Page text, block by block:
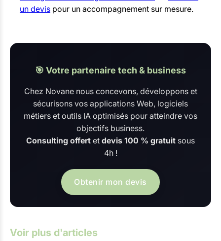
un devis pour un accompagnement sur mesure.
🎯 Votre partenaire tech & business
Chez Novane nous concevons, développons et
sécurisons vos applications Web, logiciels
métiers et outils IA optimisés pour atteindre vos
objectifs business.
Consulting offert et devis 100 % gratuit sous
4h !
Obtenir mon devis
Voir plus d'articles